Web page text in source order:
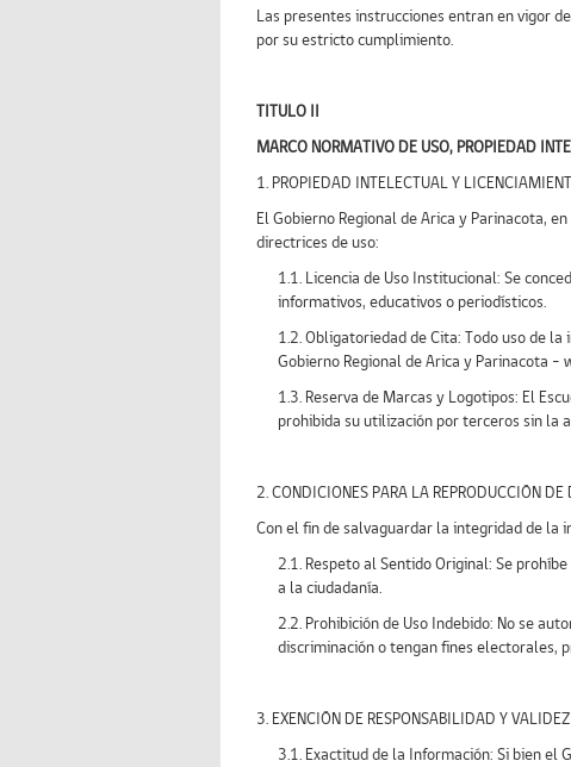
Las presentes instrucciones entran en vigor
por su estricto cumplimiento.
TITULO II
MARCO NORMATIVO DE USO, PROPIEDAD
1. PROPIEDAD INTELECTUAL Y
El Gobierno Regional de Arica y Parinacota,
directrices de uso:
1.1. Licencia de Uso Institucional: Se
informativos, educativos o periodísticos.
1.2. Obligatoriedad de Cita: Todo uso de
Gobierno Regional de Arica y Parinacota –
1.3. Reserva de Marcas y Logotipos: El
prohibida su utilización por terceros sin la
2. CONDICIONES PARA LA REPRODUCCIÓN DE
Con el fin de salvaguardar la integridad de la
2.1. Respeto al Sentido Original: Se
a la ciudadanía.
2.2. Prohibición de Uso Indebido: No se
discriminación o tengan fines electorales,
3. EXENCIÓN DE RESPONSABILIDAD Y
3.1. Exactitud de la Información: Si bien el